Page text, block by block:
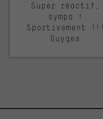
Super réactif,
sympa !
Sportivement !!!
Guyges